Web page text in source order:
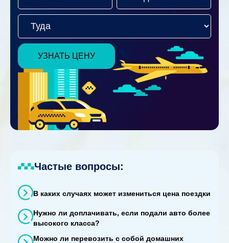
УЗНАТЬ ЦЕНУ
Частые вопросы:
В каких случаях может измениться цена поездки
Нужно ли доплачивать, если подали авто более
высокого класса?
Можно ли перевозить с собой домашних